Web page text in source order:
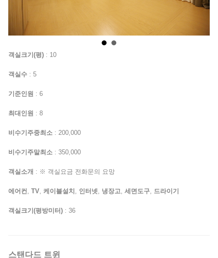
객실크기(평) : 10
객실수 : 5
기준인원 : 6
최대인원 : 8
비수기주중최소 : 200,000
비수기주말최소 : 350,000
객실소개 : ※ 객실요금 전화문의 요망
에어컨, TV, 케이블설치 , 인터넷, 냉장고, 세면도구, 드라이기
객실크기(평방미터) : 36
스탠다드 트윈